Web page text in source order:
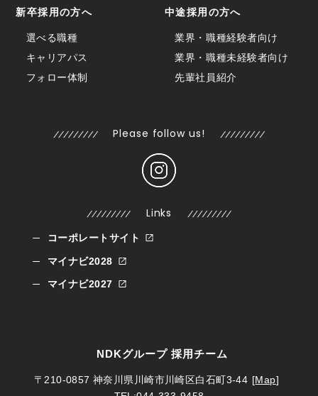
新卒採用の方へ
選べる職種
キャリアパス
フォロー体制
中途採用の方へ
業界・職種経験者向け
業界・職種未経験者向け
先輩社員紹介
Links
コーポレートサイト
マイナビ2028
マイナビ2027
Please follow us!
NDKグループ 採用チーム
〒210-0857 神奈川県川崎市川崎区白石町3-44 [Map]